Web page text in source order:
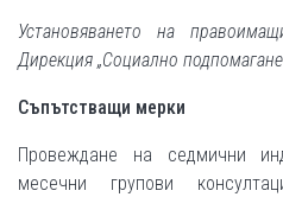
Установяването на
Дирекция „Социално
Съпътстващи мерки
Провеждане на седмични
месечни групови